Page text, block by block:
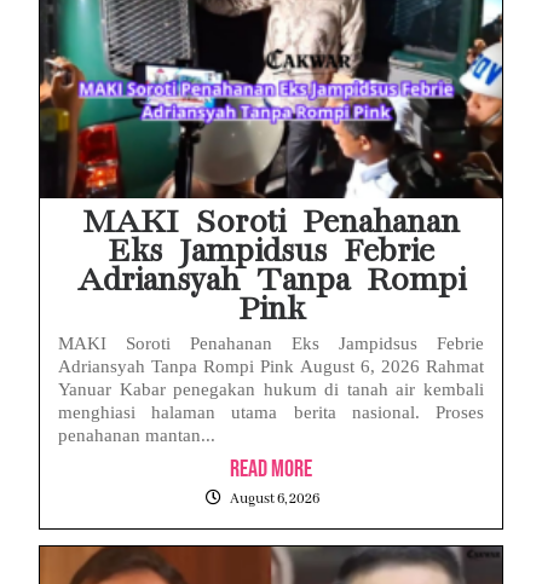
MAKI Soroti Penahanan
Eks Jampidsus Febrie
Adriansyah Tanpa Rompi
Pink
MAKI Soroti Penahanan Eks Jampidsus Febrie
Adriansyah Tanpa Rompi Pink August 6, 2026 Rahmat
Yanuar Kabar penegakan hukum di tanah air kembali
menghiasi halaman utama berita nasional. Proses
penahanan mantan...
Read More
August 6, 2026